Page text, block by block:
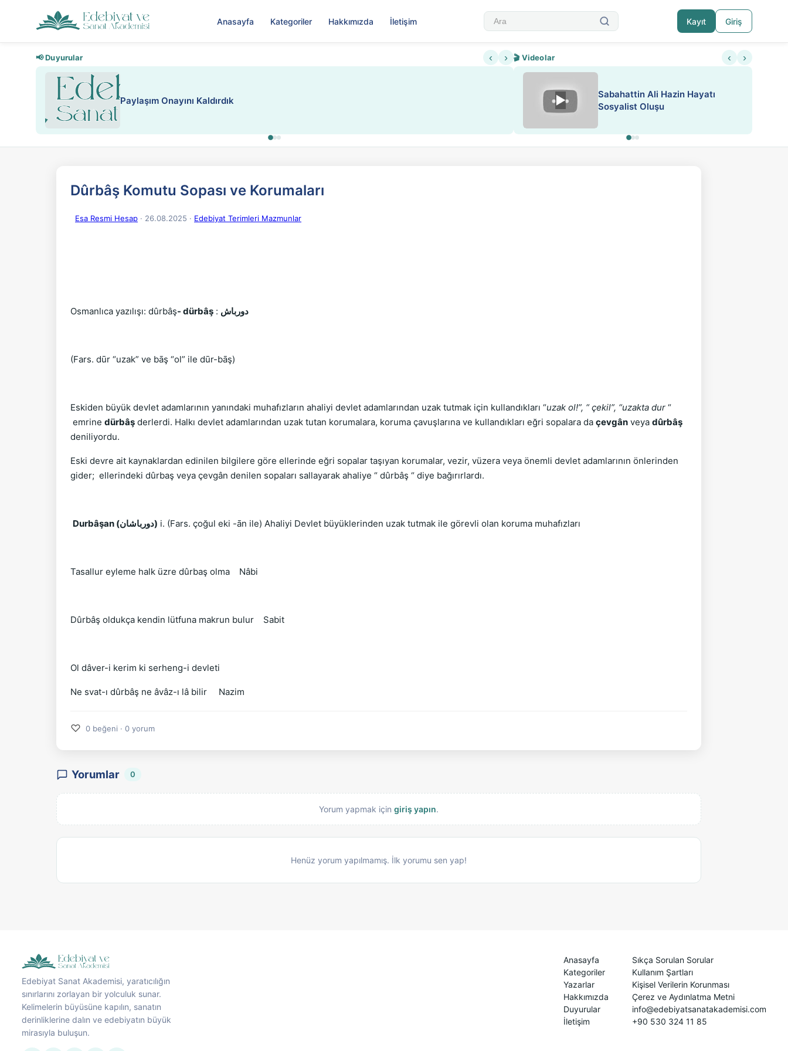
Anasayfa Kategoriler Hakkımızda İletişim Kayıt Giriş
📢 Duyurular ‹ ›
Paylaşım Onayını Kaldırdık Nadir içeriklere kısıtlama ve kredi sistemi
🎬 Videolar ‹ ›
▶
Sabahattin Ali Hazin Hayatı
Sosyalist Oluşu
Dûrbâş Komutu Sopası ve Korumaları
Esa Resmi Hesap · 26.08.2025 · Edebiyat Terimleri Mazmunlar
Osmanlıca yazılışı: dûrbâş- dürbâş : دورباش
(Fars. dūr “uzak” ve bāş “ol” ile dūr-bāş)
Eskiden büyük devlet adamlarının yanındaki muhafızların ahaliyi devlet adamlarından uzak tutmak için kullandıkları “uzak ol!”, “ çekil”, “uzakta dur “
emrine dürbâş derlerdi. Halkı devlet adamlarından uzak tutan korumalara, koruma çavuşlarına ve kullandıkları eğri sopalara da çevgân veya dûrbâş
deniliyordu.
Eski devre ait kaynaklardan edinilen bilgilere göre ellerinde eğri sopalar taşıyan korumalar, vezir, vüzera veya önemli devlet adamlarının önlerinden
gider; ellerindeki dûrbaş veya çevgân denilen sopaları sallayarak ahaliye “ dûrbâş “ diye bağırırlardı.
Durbâşan (ﺩﻭﺭﺑﺎﺷﺎﻥ) i. (Fars. çoğul eki -ān ile) Ahaliyi Devlet büyüklerinden uzak tutmak ile görevli olan koruma muhafızları
Tasallur eyleme halk üzre dûrbaş olma Nâbi
Dûrbâş oldukça kendin lütfuna makrun bulur Sabit
Ol dâver-i kerim ki serheng-i devleti
Ne svat-ı dûrbâş ne âvâz-ı lâ bilir Nazim
♡ 0 beğeni · 0 yorum
Yorumlar 0
Yorum yapmak için giriş yapın.
Henüz yorum yapılmamış. İlk yorumu sen yap!
Edebiyat Sanat Akademisi, yaratıcılığın
sınırlarını zorlayan bir yolculuk sunar.
Kelimelerin büyüsüne kapılın, sanatın
derinliklerine dalın ve edebiyatın büyük
mirasıyla buluşun.
Anasayfa
Kategoriler
Yazarlar
Hakkımızda
Duyurular
İletişim
Sıkça Sorulan Sorular
Kullanım Şartları
Kişisel Verilerin Korunması
Çerez ve Aydınlatma Metni
info@edebiyatsanatakademisi.com
+90 530 324 11 85